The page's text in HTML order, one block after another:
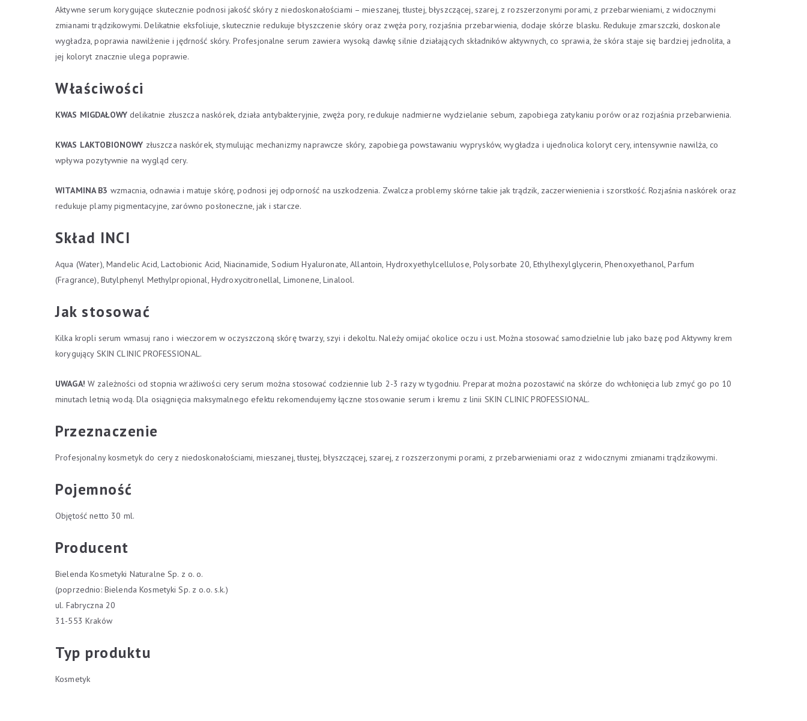
Aktywne serum korygujące skutecznie podnosi jakość skóry z niedoskonałościami – mieszanej, tłustej, błyszczącej, szarej, z rozszerzonymi porami, z przebarwieniami, z widocznymi
zmianami trądzikowymi. Delikatnie eksfoliuje, skutecznie redukuje błyszczenie skóry oraz zwęża pory, rozjaśnia przebarwienia, dodaje skórze blasku. Redukuje zmarszczki, doskonale
wygładza, poprawia nawilżenie i jędrność skóry. Profesjonalne serum zawiera wysoką dawkę silnie działających składników aktywnych, co sprawia, że skóra staje się bardziej jednolita, a
jej koloryt znacznie ulega poprawie.
Właściwości
KWAS MIGDAŁOWYdelikatnie złuszcza naskórek, działa antybakteryjnie, zwęża pory, redukuje nadmierne wydzielanie sebum, zapobiega zatykaniu porów oraz rozjaśnia przebarwienia.
KWAS LAKTOBIONOWY złuszcza naskórek, stymulując mechanizmy naprawcze skóry, zapobiega powstawaniu wyprysków, wygładza i ujednolica koloryt cery, intensywnie nawilża, co
wpływa pozytywnie na wygląd cery.
WITAMINA B3 wzmacnia, odnawia i matuje skórę, podnosi jej odporność na uszkodzenia. Zwalcza problemy skórne takie jak trądzik, zaczerwienienia i szorstkość. Rozjaśnia naskórek oraz
redukuje plamy pigmentacyjne, zarówno posłoneczne, jak i starcze.
Skład INCI
Aqua (Water), Mandelic Acid, Lactobionic Acid, Niacinamide, Sodium Hyaluronate, Allantoin, Hydroxyethylcellulose, Polysorbate 20, Ethylhexylglycerin, Phenoxyethanol, Parfum
(Fragrance), Butylphenyl Methylpropional, Hydroxycitronellal, Limonene, Linalool.
Jak stosować
Kilka kropli serum wmasuj rano i wieczorem w oczyszczoną skórę twarzy, szyi i dekoltu. Należy omijać okolice oczu i ust. Można stosować samodzielnie lub jako bazę pod Aktywny krem
korygujący SKIN CLINIC PROFESSIONAL.
UWAGA! W zależności od stopnia wrażliwości cery serum można stosować codziennie lub 2-3 razy w tygodniu. Preparat można pozostawić na skórze do wchłonięcia lub zmyć go po 10
minutach letnią wodą. Dla osiągnięcia maksymalnego efektu rekomendujemy łączne stosowanie serum i kremu z linii SKIN CLINIC PROFESSIONAL.
Przeznaczenie
Profesjonalny kosmetyk do cery z niedoskonałościami, mieszanej, tłustej, błyszczącej, szarej, z rozszerzonymi porami, z przebarwieniami oraz z widocznymi zmianami trądzikowymi.
Pojemność
Objętość netto 30 ml.
Producent
Bielenda Kosmetyki Naturalne Sp. z o. o.
(poprzednio: Bielenda Kosmetyki Sp. z o.o. s.k.)
ul. Fabryczna 20
31-553 Kraków
Typ produktu
Kosmetyk